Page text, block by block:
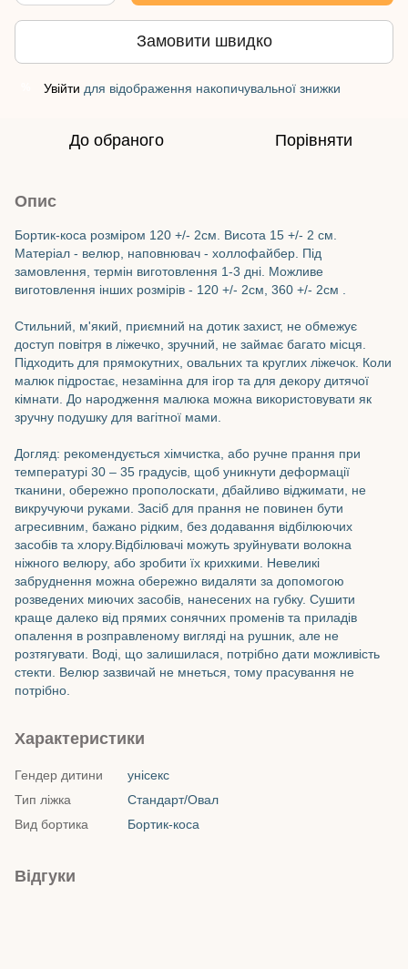
Замовити швидко
Увійти для відображення накопичувальної знижки
До обраного Порівняти
Опис
Бортик-коса розміром 120 +/- 2см. Висота 15 +/- 2 см.
Матеріал - велюр, наповнювач - холлофайбер. Під
замовлення, термін виготовлення 1-3 дні. Можливе
виготовлення інших розмірів - 120 +/- 2см, 360 +/- 2см .
Стильний, м'який, приємний на дотик захист, не обмежує
доступ повітря в ліжечко, зручний, не займає багато місця.
Підходить для прямокутних, овальних та круглих ліжечок. Коли
малюк підростає, незамінна для ігор та для декору дитячої
кімнати. До народження малюка можна використовувати як
зручну подушку для вагітної мами.
Догляд: рекомендується хімчистка, або ручне прання при
температурі 30 – 35 градусів, щоб уникнути деформації
тканини, обережно прополоскати, дбайливо віджимати, не
викручуючи руками. Засіб для прання не повинен бути
агресивним, бажано рідким, без додавання відбілюючих
засобів та хлору.Відбілювачі можуть зруйнувати волокна
ніжного велюру, або зробити їх крихкими. Невеликі
забруднення можна обережно видаляти за допомогою
розведених миючих засобів, нанесених на губку. Сушити
краще далеко від прямих сонячних променів та приладів
опалення в розправленому вигляді на рушник, але не
розтягувати. Воді, що залишилася, потрібно дати можливість
стекти. Велюр зазвичай не мнеться, тому прасування не
потрібно.
Характеристики
Гендер дитини
унісекс
Тип ліжка
Стандарт/Овал
Вид бортика
Бортик-коса
Відгуки